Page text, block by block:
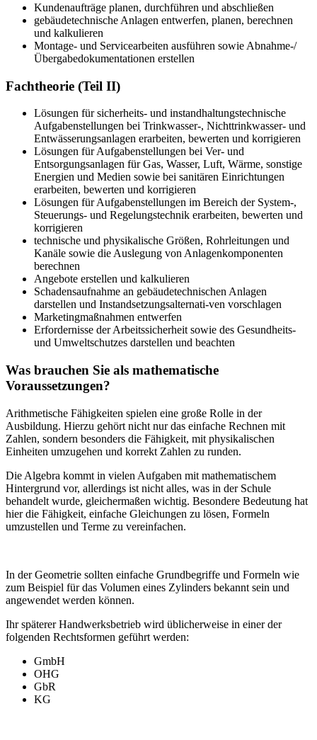
Kundenaufträge planen, durchführen und abschließen
gebäudetechnische Anlagen entwerfen, planen, berechnen
und kalkulieren
Montage- und Servicearbeiten ausführen sowie Abnahme-/
Übergabedokumentationen erstellen
Fachtheorie (Teil II)
Lösungen für sicherheits- und instandhaltungstechnische
Aufgabenstellungen bei Trinkwasser-, Nichttrinkwasser- und
Entwässerungsanlagen erarbeiten, bewerten und korrigieren
Lösungen für Aufgabenstellungen bei Ver- und
Entsorgungsanlagen für Gas, Wasser, Luft, Wärme, sonstige
Energien und Medien sowie bei sanitären Einrichtungen
erarbeiten, bewerten und korrigieren
Lösungen für Aufgabenstellungen im Bereich der System-,
Steuerungs- und Regelungstechnik erarbeiten, bewerten und
korrigieren
technische und physikalische Größen, Rohrleitungen und
Kanäle sowie die Auslegung von Anlagenkomponenten
berechnen
Angebote erstellen und kalkulieren
Schadensaufnahme an gebäudetechnischen Anlagen
darstellen und Instandsetzungsalternati-ven vorschlagen
Marketingmaßnahmen entwerfen
Erfordernisse der Arbeitssicherheit sowie des Gesundheits-
und Umweltschutzes darstellen und beachten
Was brauchen Sie als mathematische
Voraussetzungen?
Arithmetische Fähigkeiten spielen eine große Rolle in der
Ausbildung. Hierzu gehört nicht nur das einfache Rechnen mit
Zahlen, sondern besonders die Fähigkeit, mit physikalischen
Einheiten umzugehen und korrekt Zahlen zu runden.
Die Algebra kommt in vielen Aufgaben mit mathematischem
Hintergrund vor, allerdings ist nicht alles, was in der Schule
behandelt wurde, gleichermaßen wichtig. Besondere Bedeutung hat
hier die Fähigkeit, einfache Gleichungen zu lösen, Formeln
umzustellen und Terme zu vereinfachen.
In der Geometrie sollten einfache Grundbegriffe und Formeln wie
zum Beispiel für das Volumen eines Zylinders bekannt sein und
angewendet werden können.
Ihr späterer Handwerksbetrieb wird üblicherweise in einer der
folgenden Rechtsformen geführt werden:
GmbH
OHG
GbR
KG